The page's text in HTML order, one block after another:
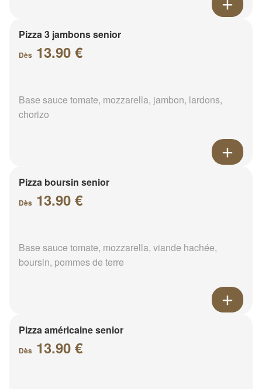
Pizza 3 jambons senior
Dès 13.90 €
Base sauce tomate, mozzarella, jambon, lardons,
chorizo
Pizza boursin senior
Dès 13.90 €
Base sauce tomate, mozzarella, viande hachée,
boursin, pommes de terre
Pizza américaine senior
Dès 13.90 €